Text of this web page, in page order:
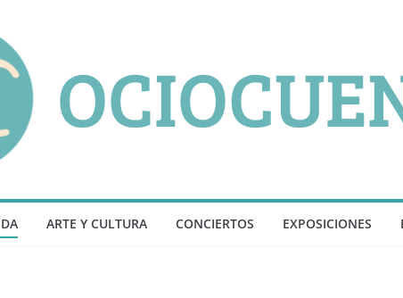
ARTE Y CULTURA CONCIERTOS EXPOSICIONES